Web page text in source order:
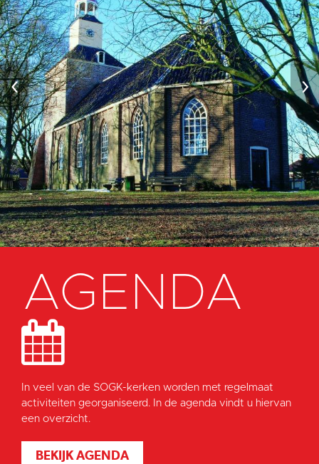
‹ ›
AGENDA
In veel van de SOGK-kerken worden met regelmaat
activiteiten georganiseerd. In de agenda vindt u hiervan
een overzicht.
BEKIJK AGENDA